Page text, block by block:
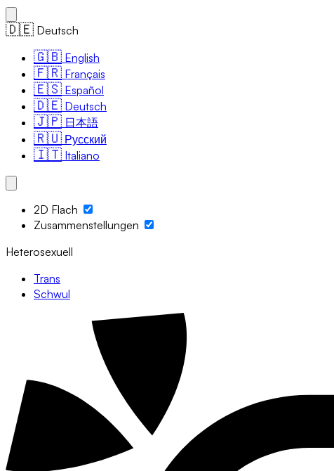
🇩🇪 Deutsch
🇬🇧 English
🇫🇷 Français
🇪🇸 Español
🇩🇪 Deutsch
🇯🇵 日本語
🇷🇺 Русский
🇮🇹 Italiano
2D Flach
Zusammenstellungen
Heterosexuell
Trans
Schwul